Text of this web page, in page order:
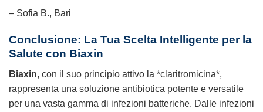
– Sofia B., Bari
Conclusione: La Tua Scelta Intelligente per la
Salute con Biaxin
Biaxin, con il suo principio attivo la *claritromicina*,
rappresenta una soluzione antibiotica potente e versatile
per una vasta gamma di infezioni batteriche. Dalle infezioni